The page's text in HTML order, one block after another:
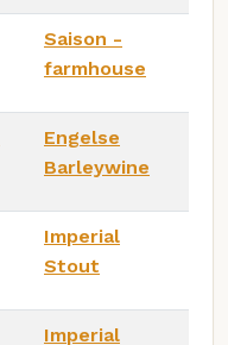
Saison -
farmhouse
Engelse
Barleywine
Imperial
Stout
Imperial